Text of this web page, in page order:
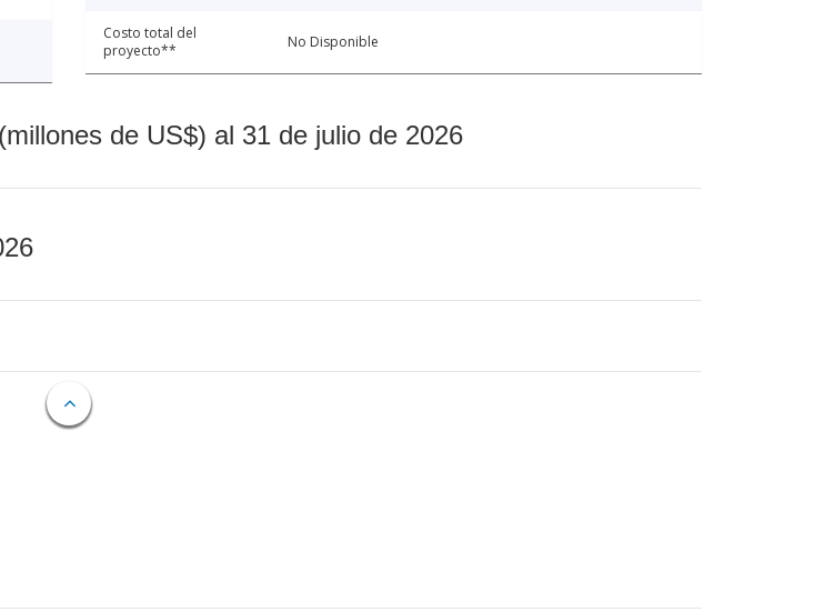
Costo total del
proyecto**
No Disponible
de US$) al 31 de julio de 2026